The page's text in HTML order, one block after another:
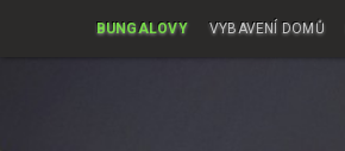
BUNGALOVY VYBAVENÍ DOMŮ